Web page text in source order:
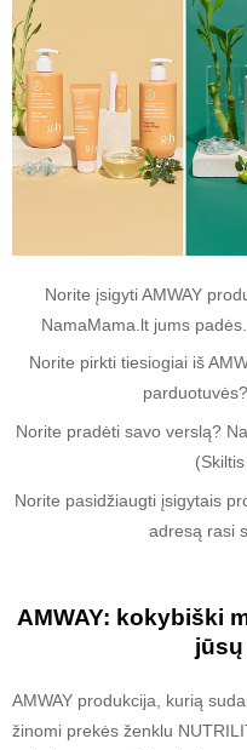
Norite įsigyti AMWAY
NamaMama.lt jums
Norite pirkti tiesiogiai iš
Norite pradėti savo verslą?
Norite pasidžiaugti įsigytais
adresą rasi
AMWAY: kokybiški
AMWAY produkcija, kurią
žinomi prekės ženklu